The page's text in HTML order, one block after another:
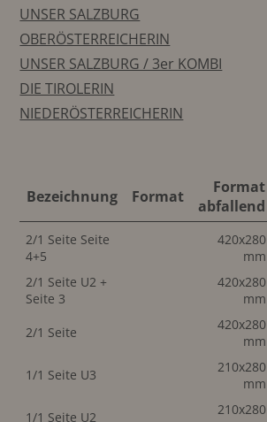
UNSER SALZBURG
OBERÖSTERREICHERIN
UNSER SALZBURG / 3er KOMBI
DIE TIROLERIN
NIEDERÖSTERREICHERIN
Bezeichnung Format
Format
abfallend
2/1 Seite Seite
4+5
420x280
mm
2/1 Seite U2 +
Seite 3
420x280
mm
2/1 Seite
420x280
mm
1/1 Seite U3
210x280
mm
1/1 Seite U2
210x280